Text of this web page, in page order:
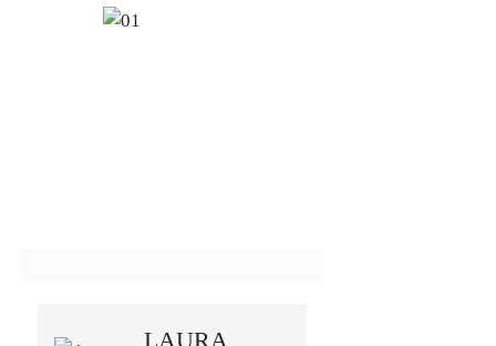
LAURA